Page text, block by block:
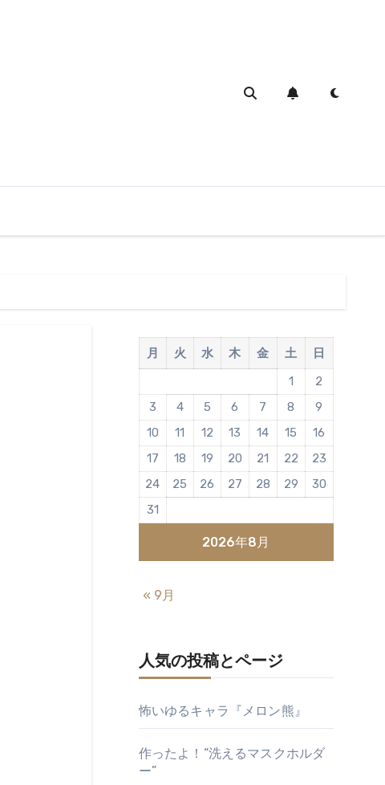
2026年8月
月 火 水 木 金 土
日
1
2
3
4 5 6 7 8
9
10
11 12 13 14 15
16
17
18 19 20 21 22
23
24
25 26 27 28 29
30
31
« 9月
人気の投稿とページ
怖いゆるキャラ『メロン熊』
作ったよ！“洗えるマスクホルダ
ー”